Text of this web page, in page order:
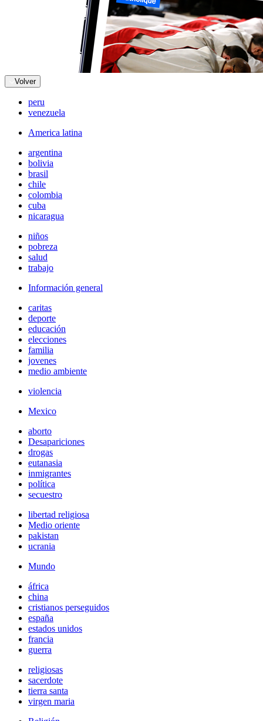
Volver
peru
venezuela
America latina
argentina
bolivia
brasil
chile
colombia
cuba
nicaragua
niños
pobreza
salud
trabajo
Información general
caritas
deporte
educación
elecciones
familia
jovenes
medio ambiente
violencia
Mexico
aborto
Desapariciones
drogas
eutanasia
inmigrantes
política
secuestro
libertad religiosa
Medio oriente
pakistan
ucrania
Mundo
áfrica
china
cristianos perseguidos
españa
estados unidos
francia
guerra
religiosas
sacerdote
tierra santa
virgen maria